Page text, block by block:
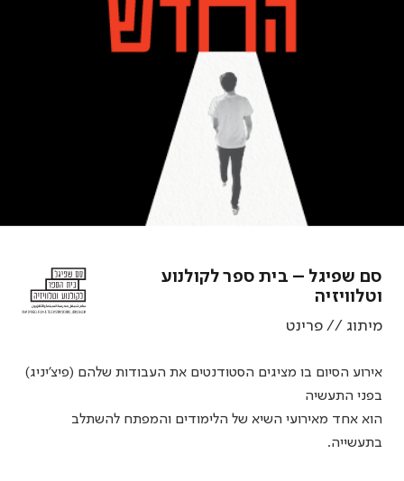
סם שפיגל – בית ספר לקולנוע
וטלוויזיה
מיתוג // פרינט
אירוע הסיום בו מציגים הסטודנטים את העבודות שלהם (פיצ'יניג)
בפני התעשיה
הוא אחד מאירועי השיא של הלימודים והמפתח להשתלב
בתעשייה.